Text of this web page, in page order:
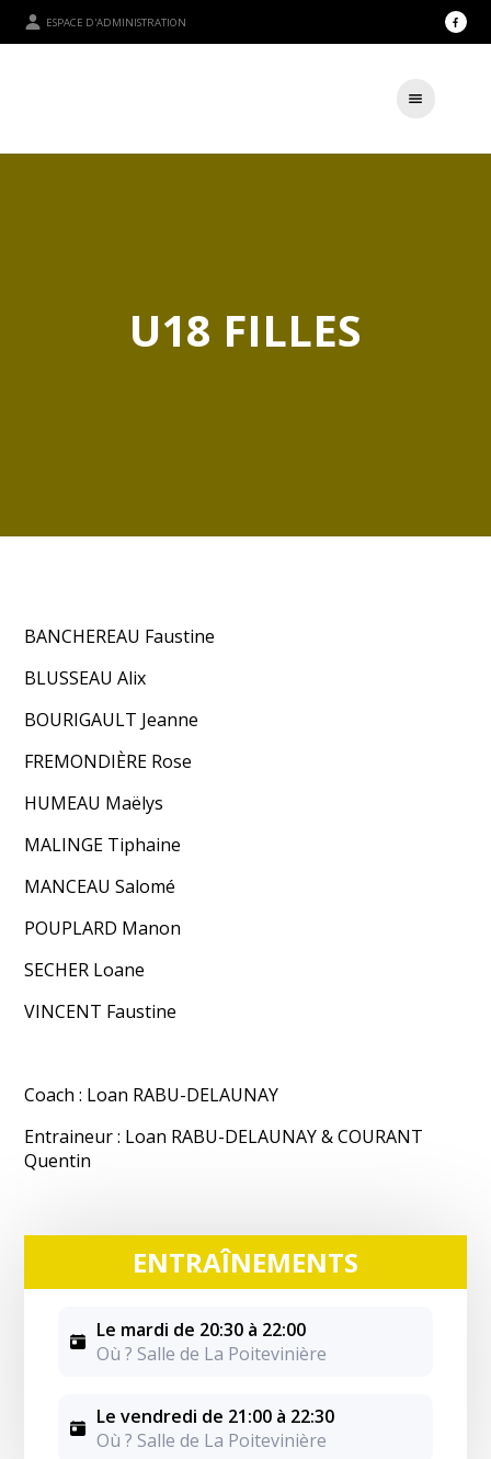
ESPACE D'ADMINISTRATION
U18 FILLES
BANCHEREAU Faustine
BLUSSEAU Alix
BOURIGAULT Jeanne
FREMONDIÈRE Rose
HUMEAU Maëlys
MALINGE Tiphaine
MANCEAU Salomé
POUPLARD Manon
SECHER Loane
VINCENT Faustine
Coach : Loan RABU-DELAUNAY
Entraineur : Loan RABU-DELAUNAY & COURANT
Quentin
ENTRAÎNEMENTS
Le mardi de 20:30 à 22:00
Où ? Salle de La Poitevinière
Le vendredi de 21:00 à 22:30
Où ? Salle de La Poitevinière